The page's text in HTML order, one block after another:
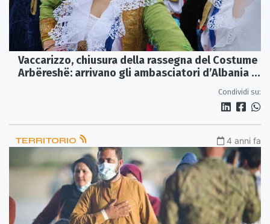
Vaccarizzo, chiusura della rassegna del Costume
Arbëreshë: arrivano gli ambasciatori d’Albania e
Condividi su:
TERRITORIO 4 anni fa